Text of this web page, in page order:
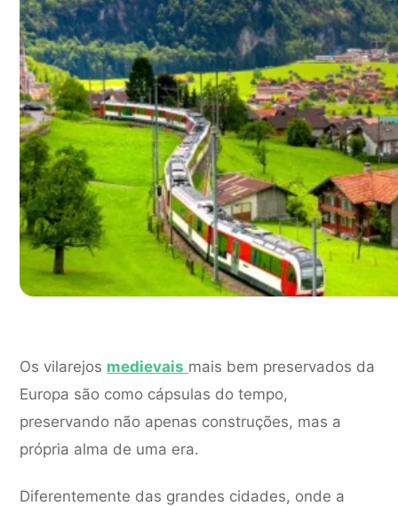
Os vilarejos medievais mais bem preservados da
Europa são como cápsulas do tempo,
preservando não apenas construções, mas a
própria alma de uma era.
Diferentemente das grandes cidades, onde a